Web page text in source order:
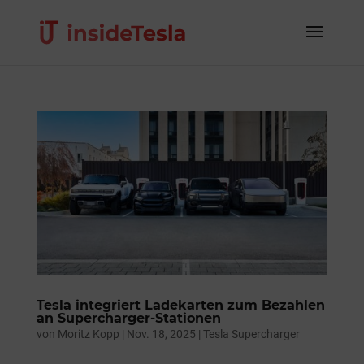
Tesla integriert Ladekarten zum Bezahlen
an Supercharger-Stationen
von Moritz Kopp | Nov. 18, 2025 | Tesla Supercharger